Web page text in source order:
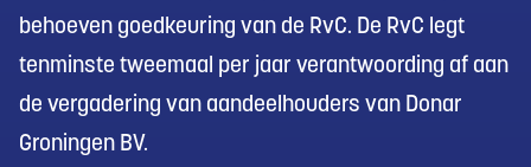
behoeven goedkeuring van de RvC. De RvC legt
tenminste tweemaal per jaar verantwoording af aan
de vergadering van aandeelhouders van Donar
Groningen BV.